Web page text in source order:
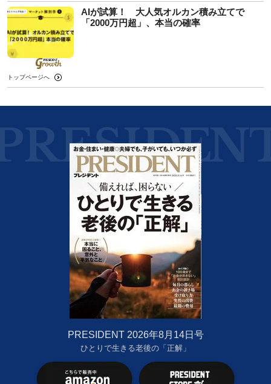
AIが試算！ 大人気オルカン積み立てで
「2000万円超」、本当の確率
トップページへ
PRESIDENT 2026年8月14日号
ひとりで生きる老後の「正解」